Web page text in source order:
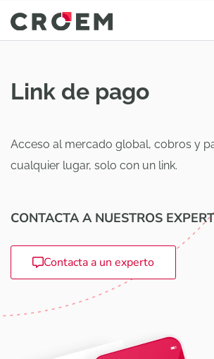
Link de pago
Acceso al mercado global, cobros y
cualquier lugar, solo con un link.
CONTACTA A NUESTROS
Contacta a un experto